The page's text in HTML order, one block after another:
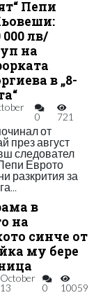
Пепи
лв/
на
в „8-
0 721
от
през август
следовател
Еврото
разкрития за
в
на
синче от
му бере
October
13
0 10059